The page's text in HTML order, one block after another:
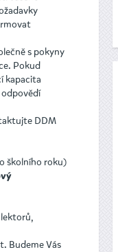
s pokyny
Pokud
kapacita
DDM
školního roku)
Budeme Vás